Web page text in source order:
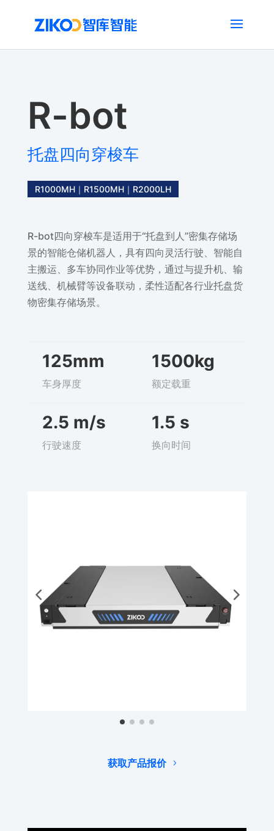
R-bot
托盘四向穿梭车
R1000MH｜R1500MH｜R2000LH
R-bot四向穿梭车是适用于“托盘到人”密集存储场
景的智能仓储机器人，具有四向灵活行驶、智能自
主搬运、多车协同作业等优势，通过与提升机、输
送线、机械臂等设备联动，柔性适配各行业托盘货
物密集存储场景。
125mm
车身厚度
1500kg
额定载重
2.5 m/s
行驶速度
1.5 s
换向时间
获取产品报价